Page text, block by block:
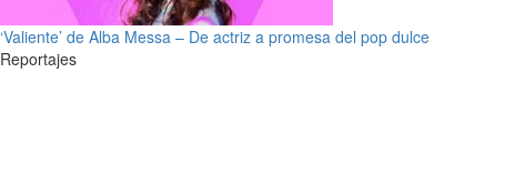
‘Valiente’ de Alba Messa – De actriz a promesa del pop dulce
Reportajes